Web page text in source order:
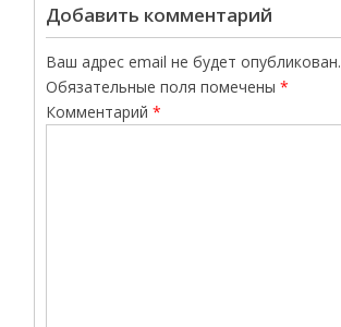
Добавить комментарий
Ваш адрес email не будет опубликован.
Обязательные поля помечены*
Комментарий*